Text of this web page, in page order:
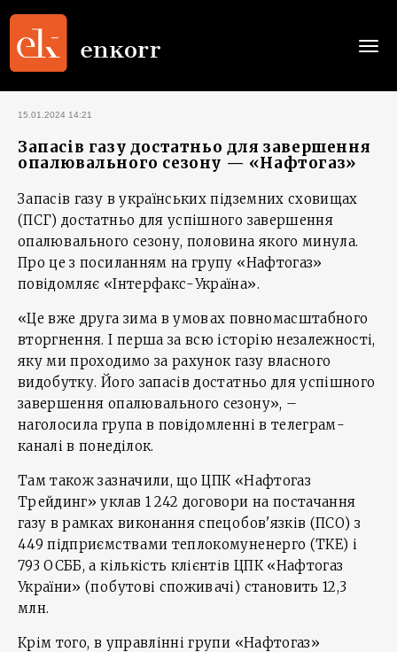
15.01.2024 14:21
Запасів газу достатньо для завершення
опалювального сезону — «Нафтогаз»
Запасів газу в українських підземних сховищах
(ПСГ) достатньо для успішного завершення
опалювального сезону, половина якого минула.
Про це з посиланням на групу «Нафтогаз»
повідомляє «Інтерфакс-Україна».
«Це вже друга зима в умовах повномасштабного
вторгнення. І перша за всю історію незалежності,
яку ми проходимо за рахунок газу власного
видобутку. Його запасів достатньо для успішного
завершення опалювального сезону», –
наголосила група в повідомленні в телеграм-
каналі в понеділок.
Там також зазначили, що ЦПК «Нафтогаз
Трейдинг» уклав 1 242 договори на постачання
газу в рамках виконання спецобов'язків (ПСО) з
449 підприємствами теплокомуненерго (ТКЕ) і
793 ОСББ, а кількість клієнтів ЦПК «Нафтогаз
України» (побутові споживачі) становить 12,3
млн.
Крім того, в управлінні групи «Нафтогаз»